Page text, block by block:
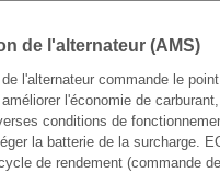
de l'alternateur (AMS)
l'alternateur commande le
l'économie de
conditions de
la batterie de la surcharge.
de rendement (commande